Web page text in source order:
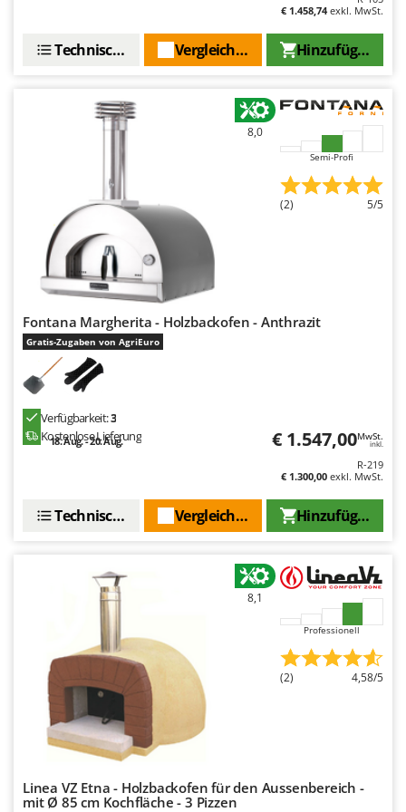
Ribimex
River Systems
Robomow
Rossofuoco
Rover Pompe
Ryobi
S
S.T.P.
Santos
Sbaraglia
Shark
Simatech
Skil
Smartwood
Smeg
Snapper
Spice Electronics
€ 1.458,74exkl. MwSt.
Hinzufügen
Vergleichen Sie
Technische Daten
8,0
Semi-Profi
(2) 5/5
Fontana Margherita - Holzbackofen - Anthrazit
Gratis-Zugaben von AgriEuro
Verfügbarkeit:3
Kostenlose Lieferung
18. Aug. - 20. Aug. € 1.547,00MwSt.
inkl.
R-219
€ 1.300,00 exkl. MwSt.
Hinzufügen
Vergleichen Sie
Technische Daten
8,1
Professionell
(2) 4,58/5
Linea VZ Etna - Holzbackofen für den Aussenbereich -
mit Ø 85 cm Kochfläche - 3 Pizzen